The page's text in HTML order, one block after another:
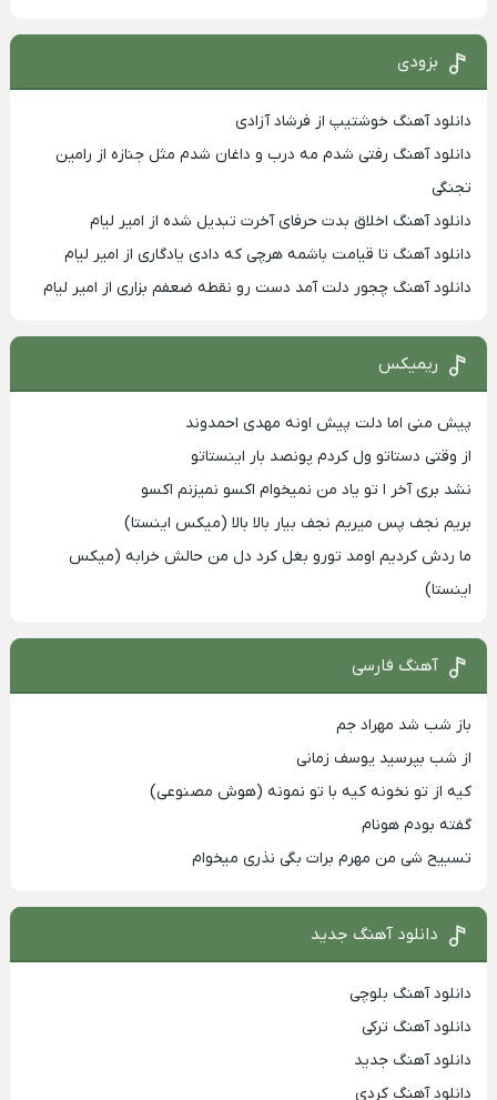
بزودی
دانلود آهنگ خوشتیپ از فرشاد آزادی
دانلود آهنگ رفتی شدم مه درب و داغان شدم مثل جنازه از رامین
تجنگی
دانلود آهنگ اخلاق بدت حرفای آخرت تبدیل شده از امیر لیام
دانلود آهنگ تا قیامت باشمه هرچی که دادی یادگاری از امیر لیام
دانلود آهنگ چجور دلت آمد دست رو نقطه ضعفم بزاری از امیر لیام
ریمیکس
پیش منی اما دلت پیش اونه مهدی احمدوند
از وقتی دستاتو ول کردم پونصد بار اینستاتو
نشد بری آخر ا تو یاد من نمیخوام اکسو نمیزنم اکسو
بریم نجف پس میریم نجف بیار بالا بالا (میکس اینستا)
ما ردش کردیم اومد تورو بغل کرد دل من حالش خرابه (میکس
اینستا)
آهنگ فارسی
باز شب شد مهراد جم
از شب بپرسید یوسف زمانی
کیه از تو نخونه کیه با تو نمونه (هوش مصنوعی)
گفته بودم هونام
تسبیح شی من مهرم برات بگی نذری میخوام
دانلود آهنگ جدید
دانلود آهنگ بلوچی
دانلود آهنگ ترکی
دانلود آهنگ جدید
دانلود آهنگ کردی